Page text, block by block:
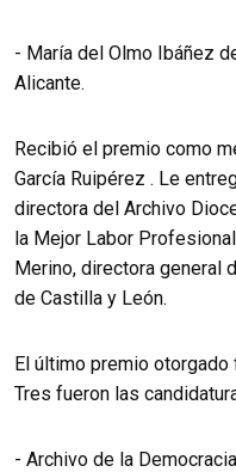
- María del Olmo Ibáñez
Alicante.
Recibió el premio como
García Ruipérez . Le
directora del Archivo
la Mejor Labor
Merino, directora general
de Castilla y León.
El último premio otorgado
Tres fueron las
- Archivo de la